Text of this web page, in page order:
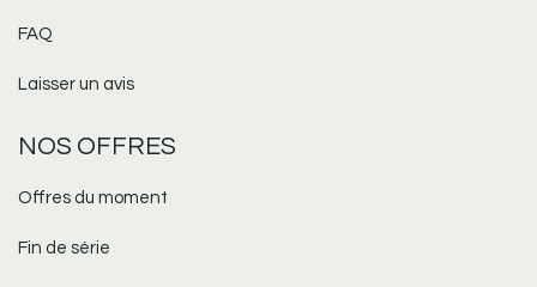
FAQ
Laisser un avis
NOS OFFRES
Offres du moment
Fin de série